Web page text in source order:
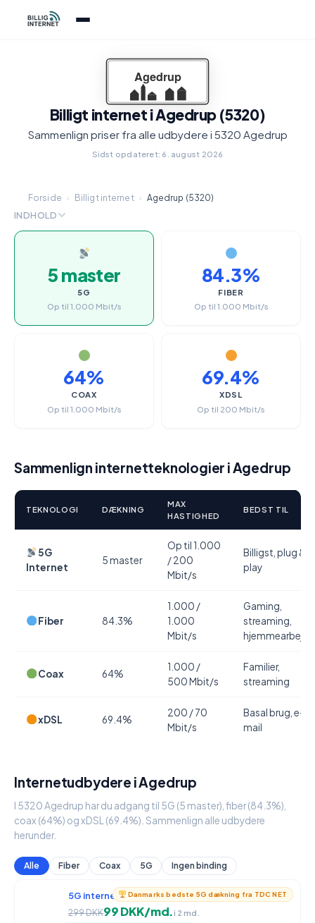
Billigt internet i Agedrup (5320)
Sammenlign priser fra alle udbydere i 5320 Agedrup
Sidst opdateret: 6. august 2026
Forside › Billigt internet › Agedrup (5320)
INDHOLD
5 master
5G
Op til 1.000 Mbit/s
84.3%
FIBER
Op til 1.000 Mbit/s
64%
COAX
Op til 1.000 Mbit/s
69.4%
XDSL
Op til 200 Mbit/s
Sammenlign internetteknologier i Agedrup
TEKNOLOGI DÆKNING
MAX
HASTIGHED
BEDST TIL
5G
Internet
5 master
Op til 1.000
/ 200
Mbit/s
Billigst, plug &
play
Fiber 84.3%
1.000 /
1.000
Mbit/s
Gaming,
streaming,
hjemmearbejde
Coax 64%
1.000 /
500 Mbit/s
Familier,
streaming
xDSL 69.4%
200 / 70
Mbit/s
Basal brug, e-
mail
Internetudbydere i Agedrup
I 5320 Agedrup har du adgang til 5G (5 master), fiber (84.3%),
coax (64%) og xDSL (69.4%). Sammenlign alle udbydere
herunder.
Alle Fiber Coax 5G Ingen binding
Danmarks bedste 5G dækning fra TDC NET
5G internet950 / 90 Mbit/s
299 DKK99 DKK/md.i 2 md.